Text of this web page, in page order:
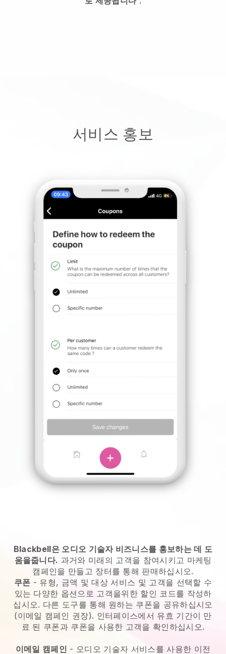
서비스 홍보
Blackbell은 오디오 기술자 비즈니스를 홍보하는 데 도
움을줍니다. 과거와 미래의 고객을 참여시키고 마케팅
캠페인을 만들고 장터를 통해 판매하십시오.
쿠폰 - 유형, 금액 및 대상 서비스 및 고객을 선택할 수
있는 다양한 옵션으로 고객을위한 할인 코드를 작성하
십시오. 다른 도구를 통해 원하는 쿠폰을 공유하십시오
(이메일 캠페인 권장). 인터페이스에서 유효 기간이 만
료 된 쿠폰과 쿠폰을 사용한 고객을 확인하십시오.
이메일 캠페인 - 오디오 기술자 서비스를 사용한 이전